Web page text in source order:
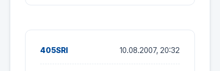
405SRI 10.08.2007, 20:32